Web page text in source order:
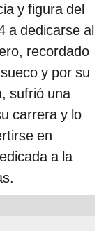
y figura del
a dedicarse al
recordado
y por su
sufrió una
carrera y lo
en
a la